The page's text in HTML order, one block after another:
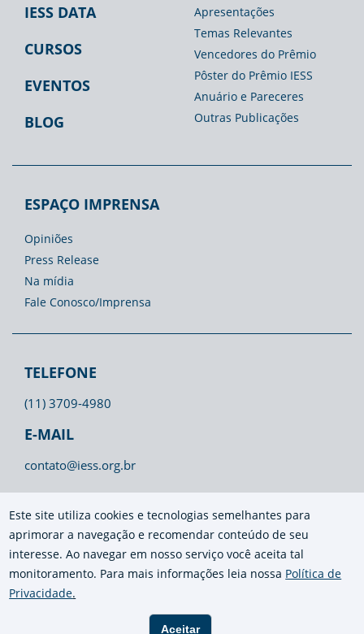
Este site utiliza cookies e tecnologias semelhantes para
aprimorar a navegação e recomendar conteúdo de seu
interesse. Ao navegar em nosso serviço você aceita tal
monitoramento. Para mais informações leia nossa Política de
Privacidade.
Aceitar
IESS DATA
CURSOS
EVENTOS
BLOG
Apresentações
Temas Relevantes
Vencedores do Prêmio
Pôster do Prêmio IESS
Anuário e Pareceres
Outras Publicações
ESPAÇO IMPRENSA
Opiniões
Press Release
Na mídia
Fale Conosco/Imprensa
TELEFONE
(11) 3709-4980
E-MAIL
contato@iess.org.br